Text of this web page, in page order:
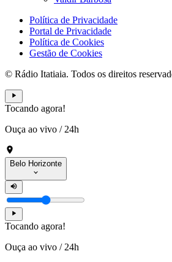
Política de Privacidade
Portal de Privacidade
Política de Cookies
Gestão de Cookies
© Rádio Itatiaia. Todos os direitos
Tocando agora!
Ouça ao vivo / 24h
Belo Horizonte
Tocando agora!
Ouça ao vivo / 24h